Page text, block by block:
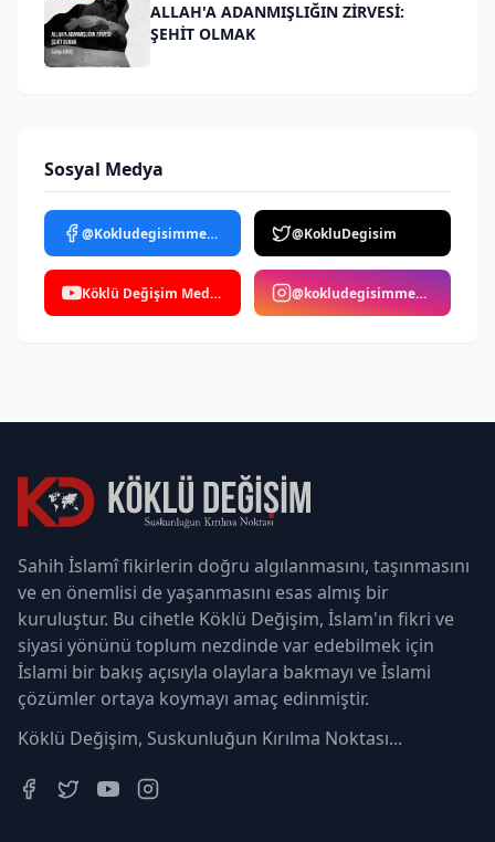
ALLAH'A ADANMIŞLIĞIN ZİRVESİ:
ŞEHİT OLMAK
Sosyal Medya
@Kokludegisimmedya @KokluDegisim
Köklü Değişim Medya @kokludegisimmedya
Sahih İslamî fikirlerin doğru algılanmasını, taşınmasını
ve en önemlisi de yaşanmasını esas almış bir
kuruluştur. Bu cihetle Köklü Değişim, İslam'ın fikri ve
siyasi yönünü toplum nezdinde var edebilmek için
İslami bir bakış açısıyla olaylara bakmayı ve İslami
çözümler ortaya koymayı amaç edinmiştir.
Köklü Değişim, Suskunluğun Kırılma Noktası...